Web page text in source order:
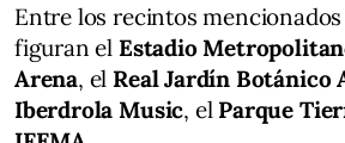
Entre los recintos mencionados
figuran el Estadio
Arena, el Real Jardín Botánico
Iberdrola Music, el Parque